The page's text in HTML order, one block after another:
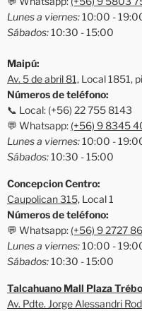
Lunes a viernes:10:00 -
Sábados:10:30 - 15:00
Maipú:
Av. 5 de abril 81, Local 1851,
Números de teléfono:
📞 Local: (+56) 22 755 8143
💬 Whatsapp: (+56) 9 8345
Lunes a viernes:10:00 -
Sábados:10:30 - 15:00
Concepcion Centro:
Caupolican 315, Local 1
Números de teléfono:
💬 Whatsapp: (+56) 9 2727
Lunes a viernes:10:00 -
Sábados:10:30 - 15:00
Talcahuano Mall Plaza
Av. Pdte. Jorge Alessandri